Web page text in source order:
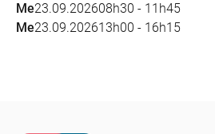
Me23.09.202608h30 - 11h45
Me23.09.202613h00 - 16h15